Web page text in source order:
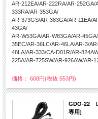
AR-212EA/AR-222RA/AR-
333RA/AR-353GA/
AR-373GS/AR-383GA/AR-11EA/
43GA/
AR-W53GA/AR-W83GA/AR-
35EC/AR-36LC/AR-46LA/AR-3/
48LA/AR-333/CA-D01R/AR-
225A/AR-725SW/AR-926AW/AR-
価格： 608円(税抜 553円)
GDO-22
専用]